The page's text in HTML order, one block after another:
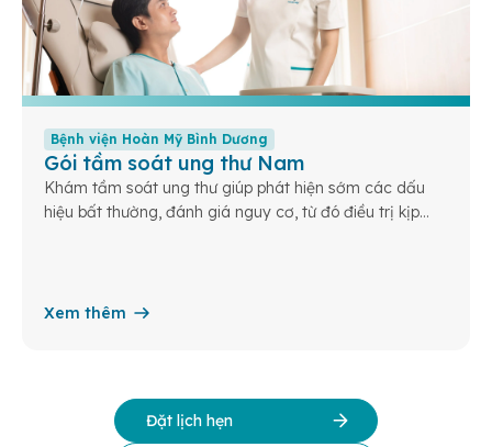
Bệnh viện Hoàn Mỹ Bình Dương
Gói tầm soát ung thư Nam
Khám tầm soát ung thư giúp phát hiện sớm các dấu
hiệu bất thường, đánh giá nguy cơ, từ đó điều trị kịp
Xem thêm
Đặt lịch hẹn